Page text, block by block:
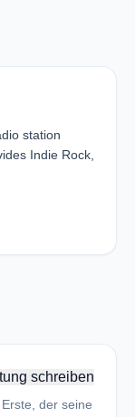
station
Indie Rock,
schreiben
der seine